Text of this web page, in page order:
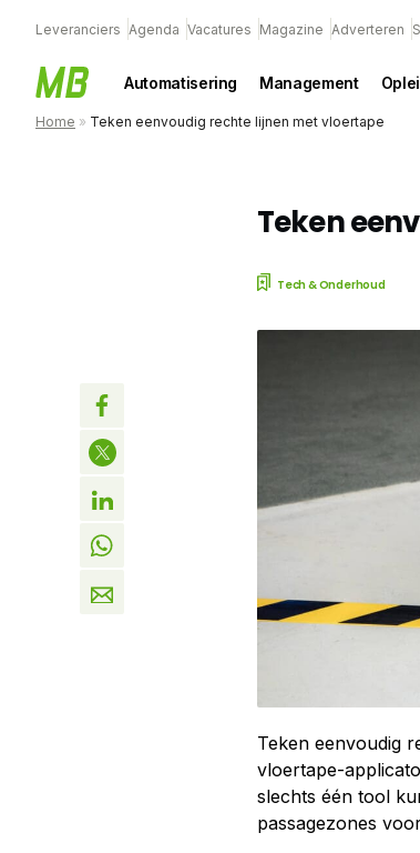
Leveranciers Agenda Vacatures Magazine Adverteren
Automatisering Management
Home » Teken eenvoudig rechte lijnen met vloertape
Teken
Tech & Onderhoud
Teken eenvoudig
vloertape-
slechts één tool
passagezones